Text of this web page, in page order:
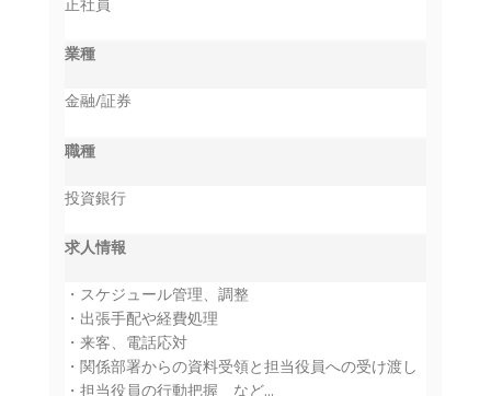
業種
金融/証券
職種
投資銀行
求人情報
・スケジュール管理、調整
・出張手配や経費処理
・来客、電話応対
・関係部署からの資料受領と担当役員への受け渡し
・担当役員の行動把握 など...